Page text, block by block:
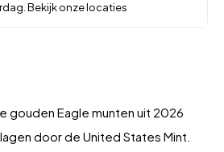
Bekijk onze locaties
gouden Eagle munten uit 2026
door de United States Mint.